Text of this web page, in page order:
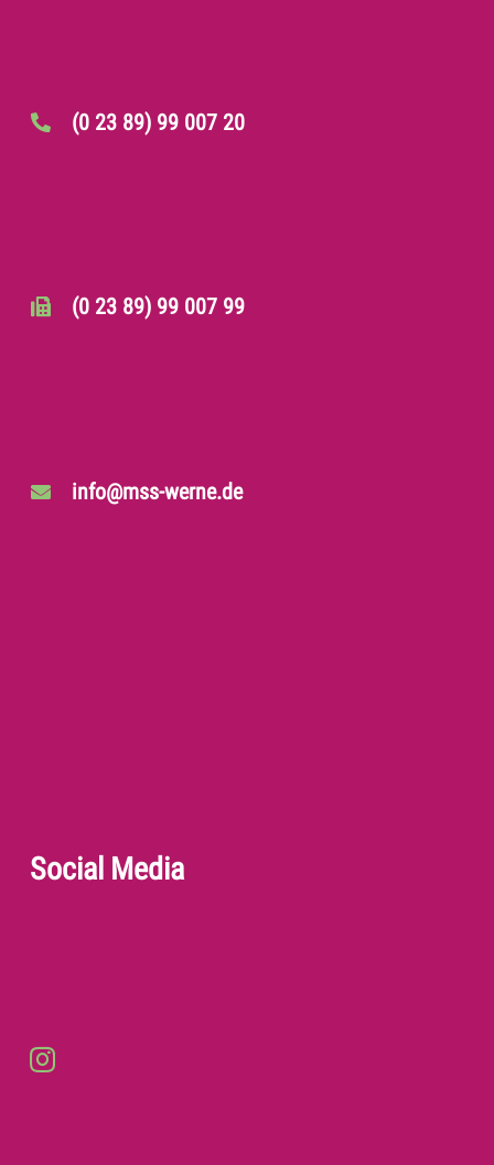
(0 23 89) 99 007 20
(0 23 89) 99 007 99
info@mss-werne.de
Social Media